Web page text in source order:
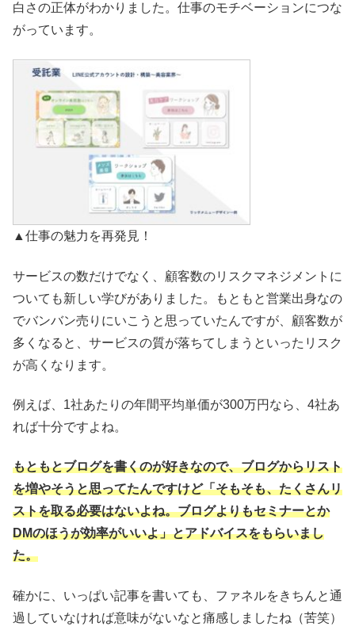
白さの正体がわかりました。仕事のモチベーションにつな
がっています。
▲仕事の魅力を再発見！
サービスの数だけでなく、顧客数のリスクマネジメントに
ついても新しい学びがありました。もともと営業出身なの
でバンバン売りにいこうと思っていたんですが、顧客数が
多くなると、サービスの質が落ちてしまうといったリスク
が高くなります。
例えば、1社あたりの年間平均単価が300万円なら、4社あ
れば十分ですよね。
もともとブログを書くのが好きなので、ブログからリスト
を増やそうと思ってたんですけど「そもそも、たくさんリ
ストを取る必要はないよね。ブログよりもセミナーとか
DMのほうが効率がいいよ」とアドバイスをもらいまし
た。
確かに、いっぱい記事を書いても、ファネルをきちんと通
過していなければ意味がないなと痛感しましたね（苦笑）